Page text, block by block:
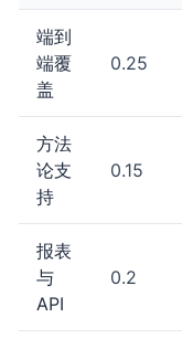
端到
端覆
盖
0.25
方法
论支
持
0.15
报表
与
API
0.2